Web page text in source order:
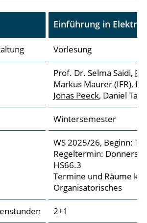
Einführung in
Vorlesung
Prof. Dr. Selma Saidi,
Markus Maurer (IFR),
Jonas Peeck, Daniel
Wintersemester
WS 2025/26, Beginn:
Regeltermin:
HS66.3
Termine und Räume
Organisatorisches
2+1